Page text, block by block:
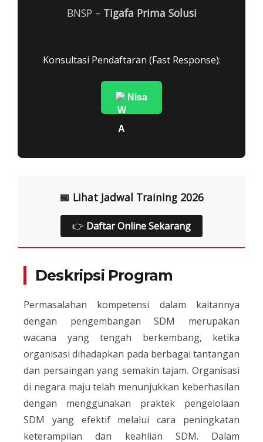
BNSP – Tigafa Prima Solusi
Konsultasi Pendaftaran (Fast Response):
Nisa
📅 Lihat Jadwal Training 2026
👉 Daftar Online Sekarang
Deskripsi Program
Permasalahan kompetensi dalam kaitannya
dengan pengembangan SDM merupakan
wacana yang tengah berkembang, ketika
organisasi dihadapkan pada berbagai tantangan
dan persaingan yang semakin tajam. Organisasi
di negara maju telah menunjukkan keberhasilan
dengan menggunakan praktek pengelolaan
SDM yang efektif melalui cara peningkatan
keterampilan dan keahlian SDM. Dalam